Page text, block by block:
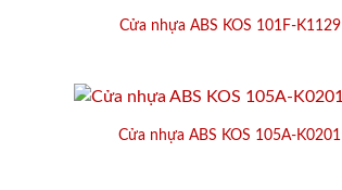
Cửa nhựa ABS KOS 101F-K1129
Cửa nhựa ABS KOS 105A-K0201